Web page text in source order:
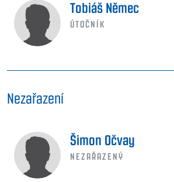
Tobiáš Němec
ÚTOČNÍK
Nezařazení
Šimon Očvay
NEZAŘAZENÝ